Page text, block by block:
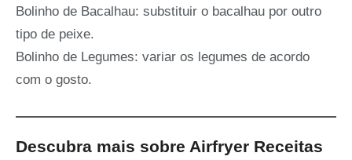
Bolinho de Bacalhau: substituir o bacalhau por outro
tipo de peixe.
Bolinho de Legumes: variar os legumes de acordo
com o gosto.
Descubra mais sobre Airfryer Receitas